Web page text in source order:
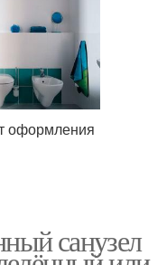
оформления
санузел